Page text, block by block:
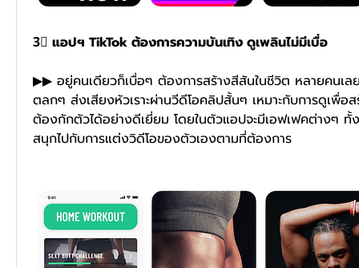
3⃣ แอปฯ TikTok ต้องการความบันเทิง ดูเพลินไม่มีเบื่อ
▶▶ อยู่คนเดียวก็เบื่อๆ ต้องการสร้างสีสันในชีวิต หลายคนเ
ตลกๆ ส่งเสียงหัวเราะผ่านวีดีโอคลิปสั้นๆ เหมาะกับการดูเพื่อส
ต้องกักตัวได้อย่างดีเยี่ยม โดยในตัวแอปจะมีเอฟเฟคต่างๆ ทั้ง
สนุกไปกับการแต่งวิดีโอของตัวเองตามที่ต้องการ